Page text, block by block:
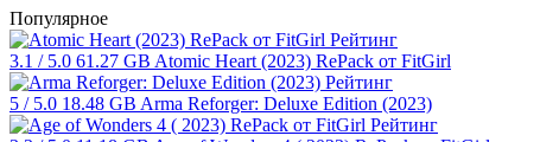
Популярное
Рейтинг
3.1 / 5.0 61.27 GB Atomic Heart (2023) RePack от FitGirl
Рейтинг
5 / 5.0 18.48 GB Arma Reforger: Deluxe Edition (2023)
Рейтинг